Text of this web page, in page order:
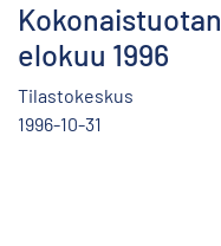
elokuu 1996
Tilastokeskus
1996-10-31